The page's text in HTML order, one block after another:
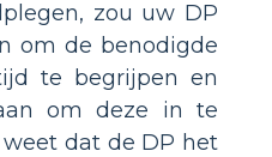
zou uw DP
om de benodigde
te begrijpen en
om deze in te
dat de DP het